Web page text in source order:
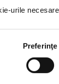
urile
Preferinţe